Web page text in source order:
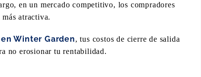
en un mercado competitivo, los compradores
atractiva.
Winter Garden, tus costos de cierre de salida
no erosionar tu rentabilidad.